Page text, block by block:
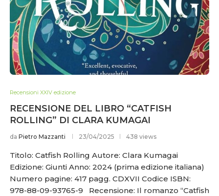
Recensioni XXIV edizione
RECENSIONE DEL LIBRO “CATFISH
ROLLING” DI CLARA KUMAGAI
da Pietro Mazzanti 23/04/2025 438 views
Titolo: Catfish Rolling Autore: Clara Kumagai
Edizione: Giunti Anno: 2024 (prima edizione italiana)
Numero pagine: 417 pagg. CDXVII Codice ISBN:
978-88-09-93765-9 Recensione: Il romanzo “Catfish